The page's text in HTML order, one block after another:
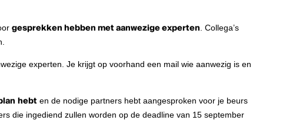
gesprekken hebben met aanwezige experten. Collega’s
experten. Je krijgt op voorhand een mail wie aanwezig is en
hebt en de nodige partners hebt aangesproken voor je beurs
die ingediend zullen worden op de deadline van 15 september